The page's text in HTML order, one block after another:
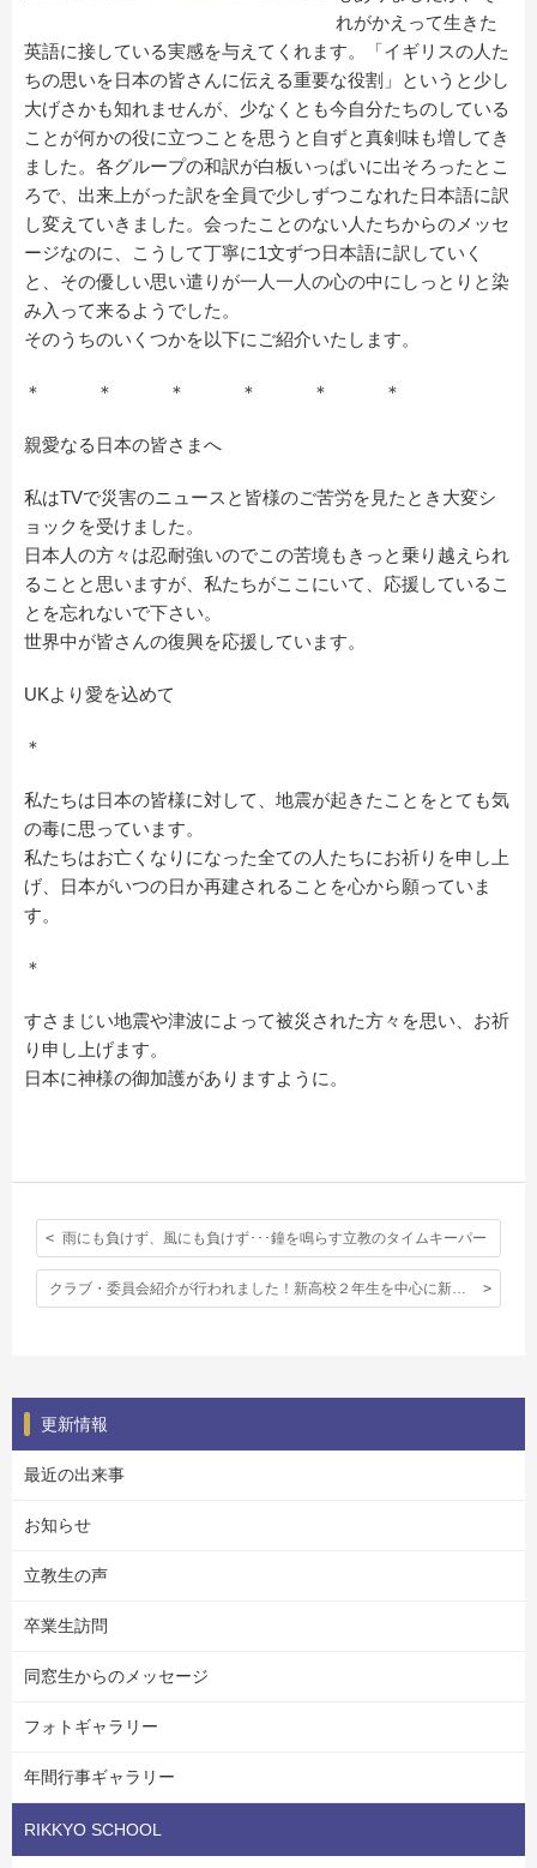
れがかえって生きた
英語に接している実感を与えてくれます。「イギリスの人た
ちの思いを日本の皆さんに伝える重要な役割」というと少し
大げさかも知れませんが、少なくとも今自分たちのしている
ことが何かの役に立つことを思うと自ずと真剣味も増してき
ました。各グループの和訳が白板いっぱいに出そろったとこ
ろで、出来上がった訳を全員で少しずつこなれた日本語に訳
し変えていきました。会ったことのない人たちからのメッセ
ージなのに、こうして丁寧に1文ずつ日本語に訳していく
と、その優しい思い遣りが一人一人の心の中にしっとりと染
み入って来るようでした。
そのうちのいくつかを以下にご紹介いたします。
＊ ＊ ＊ ＊ ＊ ＊
親愛なる日本の皆さまへ
私はTVで災害のニュースと皆様のご苦労を見たとき大変シ
ョックを受けました。
日本人の方々は忍耐強いのでこの苦境もきっと乗り越えられ
ることと思いますが、私たちがここにいて、応援しているこ
とを忘れないで下さい。
世界中が皆さんの復興を応援しています。
UKより愛を込めて
＊
私たちは日本の皆様に対して、地震が起きたことをとても気
の毒に思っています。
私たちはお亡くなりになった全ての人たちにお祈りを申し上
げ、日本がいつの日か再建されることを心から願っていま
す。
＊
すさまじい地震や津波によって被災された方々を思い、お祈
り申し上げます。
日本に神様の御加護がありますように。
雨にも負けず、風にも負けず･･･鐘を鳴らす立教のタイムキーパー
更新情報
最近の出来事
お知らせ
立教生の声
卒業生訪問
同窓生からのメッセージ
フォトギャラリー
年間行事ギャラリー
RIKKYO SCHOOL